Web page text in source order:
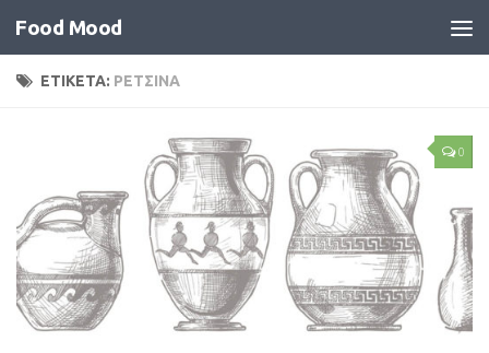
Food Mood
ΕΤΙΚΕΤΑ: ΡΕΤΣΙΝΑ
0